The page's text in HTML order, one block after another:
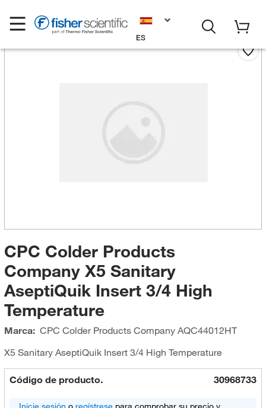
ES
CPC Colder Products
Company X5 Sanitary
AseptiQuik Insert 3/4 High
Temperature
Marca: CPC Colder Products CompanyAQC44012HT
X5 Sanitary AseptiQuik Insert 3/4 High Temperature
Código de producto. 30968733